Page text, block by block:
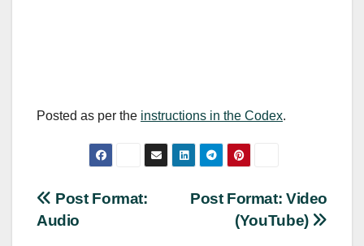
Posted as per the instructions in the Codex.
Nawigacja
Post Format: Video
(YouTube)
Post Format:
Audio